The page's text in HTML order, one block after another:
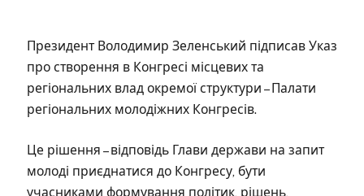
Президент Володимир Зеленський підписав Указ
про створення в Конгресі місцевих та
регіональних влад окремої структури – Палати
регіональних молодіжних Конгресів.
Це рішення – відповідь Глави держави на запит
молоді приєднатися до Конгресу, бути
учасниками формування політик, рішень,